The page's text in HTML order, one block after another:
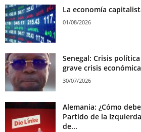
La economía
01/08/2026
Senegal: Crisis
grave crisis económica
30/07/2026
Alemania: ¿Cómo
Partido de la
de...